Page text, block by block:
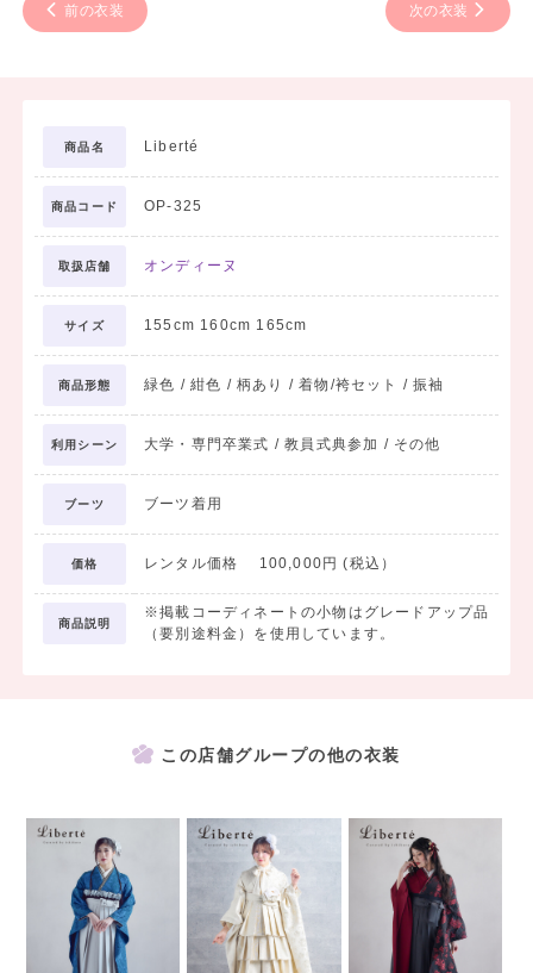
前の衣装 次の衣装
商品名 Liberté
商品コード OP-325
取扱店舗 オンディーヌ
サイズ 155cm 160cm 165cm
商品形態 緑色 / 紺色 / 柄あり / 着物/袴セット / 振袖
利用シーン 大学・専門卒業式 / 教員式典参加 / その他
ブーツ ブーツ着用
価格 レンタル価格 100,000円 (税込）
商品説明
※掲載コーディネートの小物はグレードアップ品
（要別途料金）を使用しています。
この店舗グループの他の衣装